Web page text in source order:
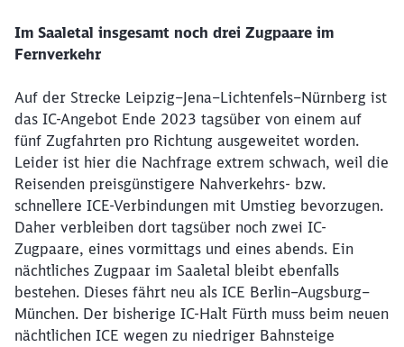
Im Saaletal insgesamt noch drei Zugpaare im
Fernverkehr
Auf der Strecke Leipzig–Jena–Lichtenfels–Nürnberg ist
das IC-Angebot Ende 2023 tagsüber von einem auf
fünf Zugfahrten pro Richtung ausgeweitet worden.
Leider ist hier die Nachfrage extrem schwach, weil die
Reisenden preisgünstigere Nahverkehrs- bzw.
schnellere ICE-Verbindungen mit Umstieg bevorzugen.
Daher verbleiben dort tagsüber noch zwei IC-
Zugpaare, eines vormittags und eines abends. Ein
nächtliches Zugpaar im Saaletal bleibt ebenfalls
bestehen. Dieses fährt neu als ICE Berlin–Augsburg–
München. Der bisherige IC-Halt Fürth muss beim neuen
nächtlichen ICE wegen zu niedriger Bahnsteige